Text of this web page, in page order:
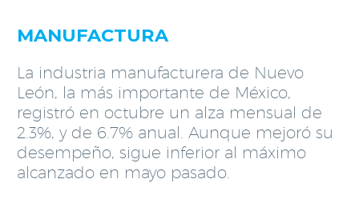
MANUFACTURA
La industria manufacturera de Nuevo
León, la más importante de México,
registró en octubre un alza mensual de
2.3%, y de 6.7% anual. Aunque mejoró su
desempeño, sigue inferior al máximo
alcanzado en mayo pasado.